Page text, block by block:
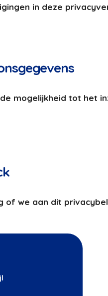
in deze
mogelijkheid tot het
of we aan dit